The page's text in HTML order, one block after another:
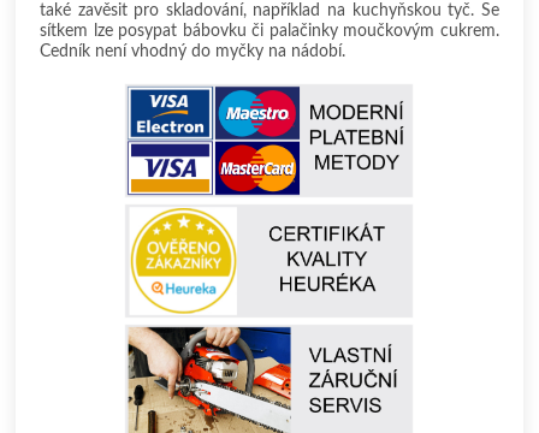
také zavěsit pro skladování, například na kuchyňskou tyč. Se
sítkem lze posypat bábovku či palačinky moučkovým cukrem.
Cedník není vhodný do myčky na nádobí.